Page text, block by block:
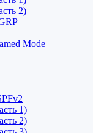
2)
Mode
1)
2)